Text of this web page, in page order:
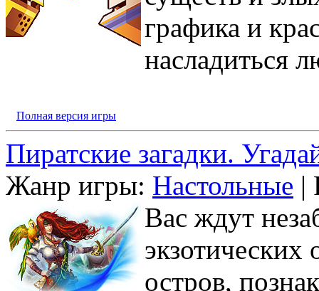
графика и
насладиться
Полная версия игры
Пиратские загадки.
Жанр игры: Настольные |
Вас ждут
экзотических
остров,